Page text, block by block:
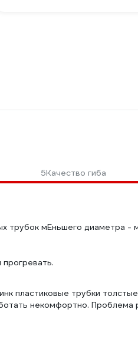
5Качество гиба
трубок мЕньшего диаметра -
пластиковые трубки
некомфортно.